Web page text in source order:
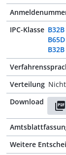
IPC-Klasse
Verteilung
Download
Weitere